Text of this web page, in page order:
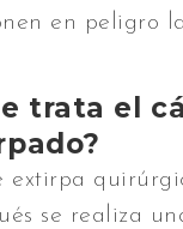
en peligro
trata el
extirpa
se realiza